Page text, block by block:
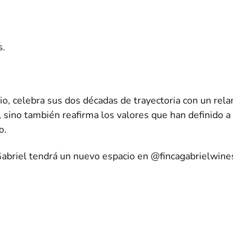
celebra sus dos décadas de trayectoria con un
también reafirma los valores que han definido
tendrá un nuevo espacio en